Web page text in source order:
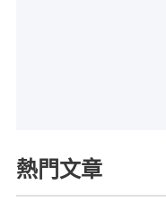
熱門文章